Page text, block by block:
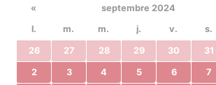
« septembre 2024
l.
m. m. j. v. s.
26 27 28 29 30 31
2 3 4 5 6 7